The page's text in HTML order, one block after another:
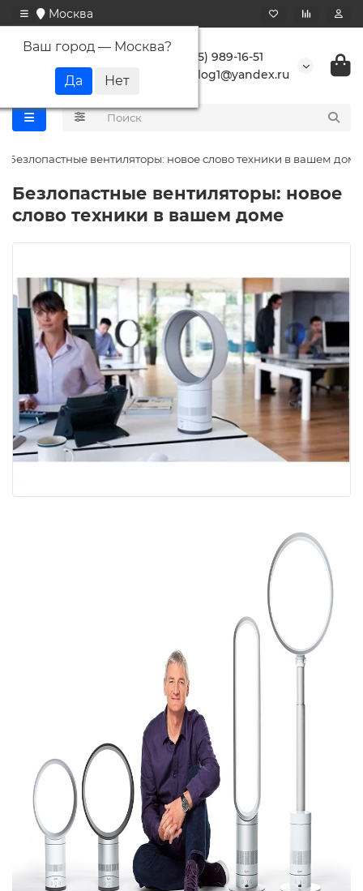
Москва
Ваш город — Москва?
+7 (495) 989-16-51
buranlog1@yandex.ru
Безлопастные вентиляторы: новое слово техники в вашем доме
Безлопастные вентиляторы: новое
слово техники в вашем доме